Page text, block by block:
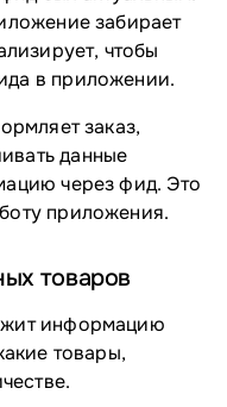
забирает
чтобы
в приложении.
заказ,
данные
через фид. Это
приложения.
товаров
информацию
товары,